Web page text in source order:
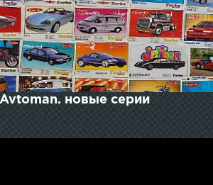
новые серии